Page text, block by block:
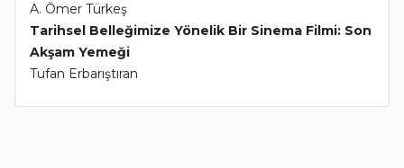
A. Ömer Türkeş
Tarihsel Belleğimize Yönelik Bir Sinema Filmi: Son
Akşam Yemeği
Tufan Erbarıştıran